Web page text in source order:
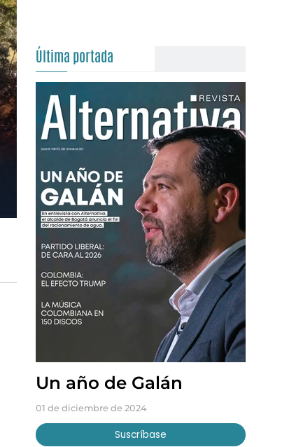
Última portada
Un año de Galán
01 de diciembre de 2024
Suscríbase